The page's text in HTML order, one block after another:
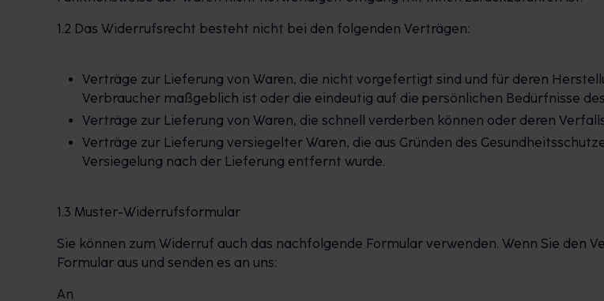
1.2 Das Widerrufsrecht besteht nicht bei den folgenden Verträgen:
Verträge zur Lieferung von Waren, die nicht vorgefertigt sind und für deren
Verbraucher maßgeblich ist oder die eindeutig auf die persönlichen Bedürfnisse
Verträge zur Lieferung von Waren, die schnell verderben können oder deren
Verträge zur Lieferung versiegelter Waren, die aus Gründen des
Versiegelung nach der Lieferung entfernt wurde.
1.3 Muster-Widerrufsformular
Sie können zum Widerruf auch das nachfolgende Formular verwenden. Wenn Sie den
Formular aus und senden es an uns:
An